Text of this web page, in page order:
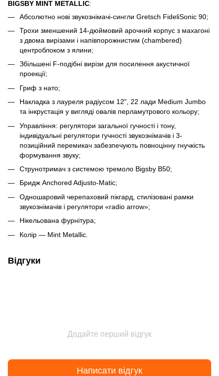
BIGSBY MINT METALLIC:
Абсолютно нові звукознімачі-сингли Gretsch FideliSonic 90;
Трохи зменшений 14-дюймовий арочний корпус з махагоні
з двома вирізами і напівпорожнистим (chambered)
центроблоком з ялини;
Збільшені F-подібні вирізи для посилення акустичної
проекції;
Гриф з нато;
Накладка з лауреля радіусом 12", 22 лади Medium Jumbo
та інкрустація у вигляді овалів перламутрового кольору;
Управління: регулятори загальної гучності і тону,
індивідуальні регулятори гучності звукознімачів і 3-
позиційний перемикач забезпечують повноцінну гнучкість
формування звуку;
Струнотримач з системою тремоло Bigsby B50;
Бридж Anchored Adjusto-Matic;
Одношаровий черепаховий пікгард, стилізовані рамки
звукознімачів і регулятори «radio arrow»;
Нікельована фурнітура;
Колір — Mint Metallic.
Відгуки
Додайте перший відгук
Написати відгук